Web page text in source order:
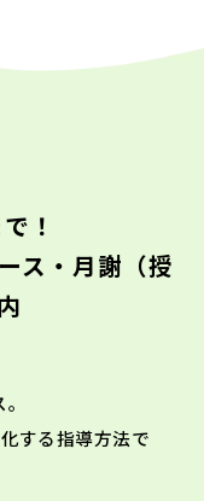
！
ス・月謝（授
する指導方法で